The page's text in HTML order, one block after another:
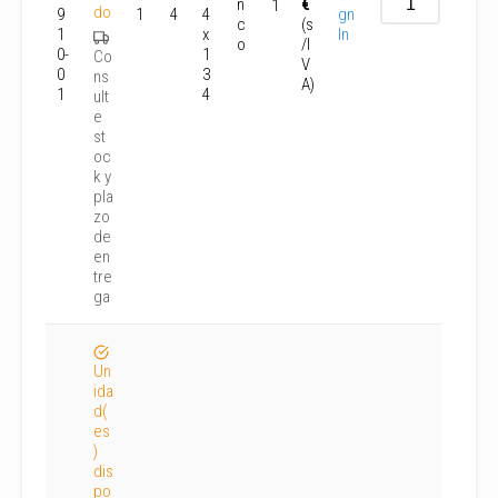
9
1
0-
0
1
do
Co
ns
ult
e
st
oc
k y
pla
zo
de
en
tre
ga
1
4
4
x
1
3
4
n
c
o
1
€
(s
/I
V
A)
gn
In
Un
ida
d(
es
)
dis
po